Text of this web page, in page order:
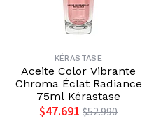
KÉRASTASE
Aceite Color Vibrante
Chroma Éclat Radiance
75ml Kérastase
$47.691 $52.990